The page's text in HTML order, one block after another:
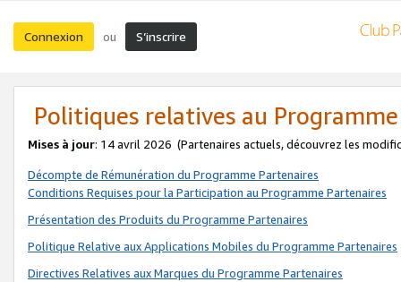
Connexion ou S’inscrire
Politiques relatives au
Mises à jour: 14 avril 2026 (Partenaires actuels, découvrez les
Décompte de Rémunération du Programme Partenaires
Conditions Requises pour la Participation au Programme Partenaires
Présentation des Produits du Programme Partenaires
Politique Relative aux Applications Mobiles du Programme Partenaires
Directives Relatives aux Marques du Programme Partenaires